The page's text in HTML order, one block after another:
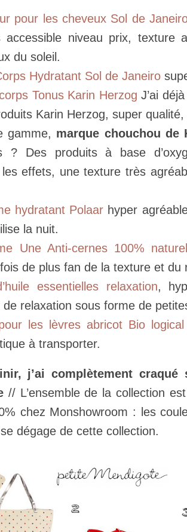
pour les cheveux Sol de
accessible niveau prix, texture
du soleil.
Hydratant Sol de Janeiro
Tonus Karin Herzog J’ai
Karin Herzog, super
gamme, marque chouchou de
? Des produits à base
les effets, une texture très
hydratant Polaar hyper
la nuit.
Une Anti-cernes 100%
de plus fan de la texture et du
essentielles relaxation,
de relaxation sous forme de
les lèvres abricot Bio logical
à transporter.
j’ai complètement craqué
// L’ensemble de la collection
chez Monshowroom : les
se dégage de cette collection.